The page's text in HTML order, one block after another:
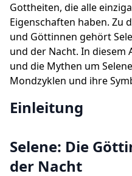
Gottheiten, die alle
Eigenschaften haben. Zu
und Göttinnen gehört
und der Nacht. In diesem
und die Mythen um
Mondzyklen und ihre
Einleitung
Selene: Die
der Nacht